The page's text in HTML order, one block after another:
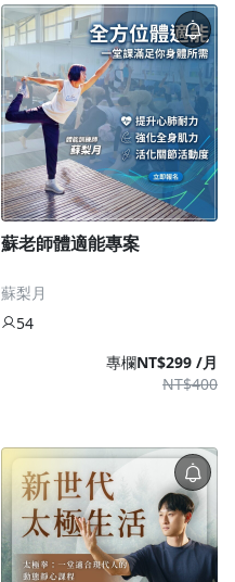
蘇老師體適能專案
蘇梨月
54
專欄
NT$400
NT$299 /月